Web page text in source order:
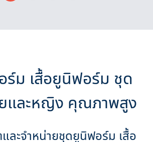
ม เสื้อยูนิฟอร์ม ชุด
และหญิง คุณภาพสูง
ละจำหน่ายชุดยูนิฟอร์ม เสื้อ